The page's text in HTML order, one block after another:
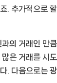
. 추가적으로
의 거래인 만
은 거래를 시
. 다음으로는